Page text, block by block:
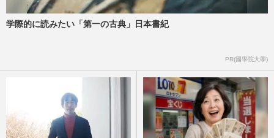
学際的に読みたい「第一の古典」日本書紀
PR(國學院大學)